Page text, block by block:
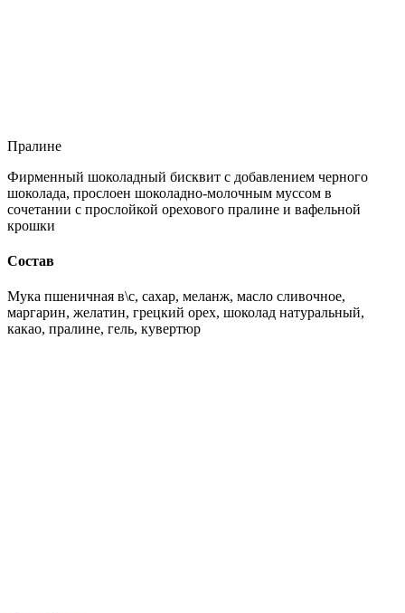
Пралине
Фирменный шоколадный бисквит с добавлением черного
шоколада, прослоен шоколадно-молочным муссом в
сочетании с прослойкой орехового пралине и вафельной
крошки
Состав
Мука пшеничная в\с, сахар, меланж, масло сливочное,
маргарин, желатин, грецкий орех, шоколад натуральный,
какао, пралине, гель, кувертюр